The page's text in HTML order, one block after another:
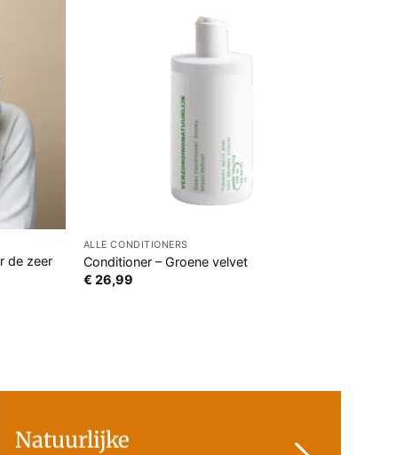
de zeer
ALLE CONDITIONERS
Conditioner – Groene velvet
€ 26,99
Natuurlijke